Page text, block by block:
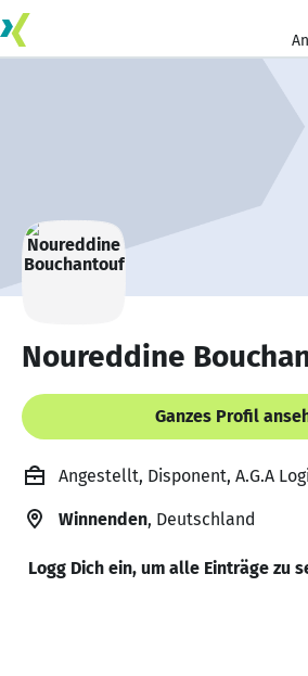
Noureddine
Ganzes Profil
Angestellt, Disponent, A.G.A
Winnenden, Deutschland
Logg Dich ein, um alle Einträge zu